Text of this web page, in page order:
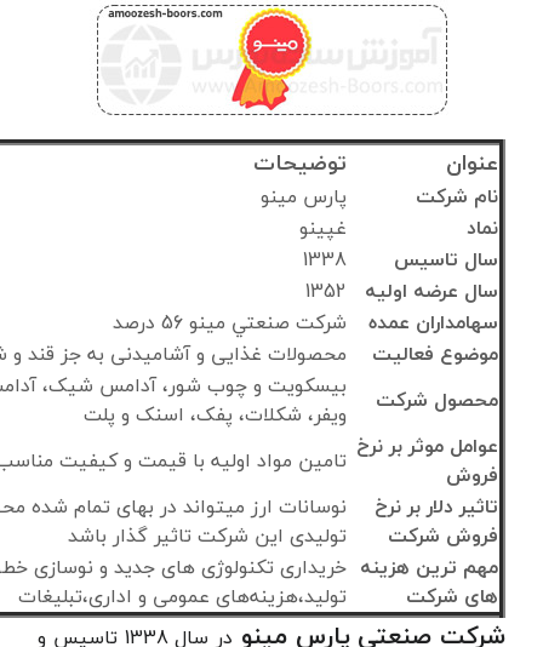
عنوان توضیحات
نام شرکت
پارس مینو
نماد
غپینو
سال تاسیس
1338
سال عرضه اولیه
1352
سهامداران عمده
شركت صنعتي مينو 56 درصد
موضوع فعالیت
محصولات غذایی و آشامیدنی به جز قند و
محصول شرکت
بيسکويت و چوب شور، آدامس شيک،
ويفر، شکلات، پفک، اسنک و پلت
عوامل موثر بر نرخ
فروش
تامین مواد اولیه با قیمت و کیفیت
تاثیر دلار بر نرخ
فروش شرکت
نوسانات ارز میتواند در بهای تمام شده
تولیدی این شرکت تاثیر گذار باشد
مهم ترین هزینه
های شرکت
خریداری تکنولوژی های جدید و نوسازی
تولید،هزینه‌های عمومی و اداری،تبلیغات
شرکت صنعتی پارس مینو
در سال 1338 تاسیس و